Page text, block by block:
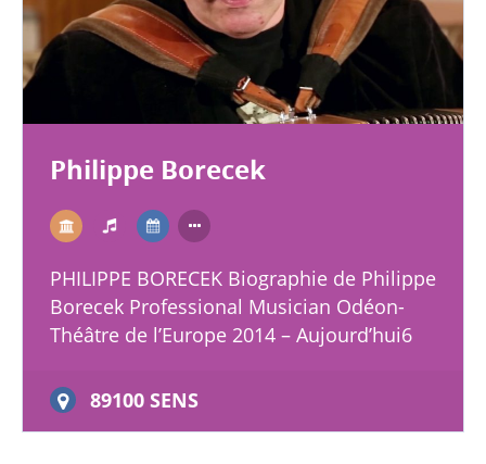
Philippe Borecek
PHILIPPE BORECEK Biographie de Philippe
Borecek Professional Musician Odéon-
Théâtre de l’Europe 2014 – Aujourd’hui6
TCHEKHOV, mise en scène…
89100 SENS